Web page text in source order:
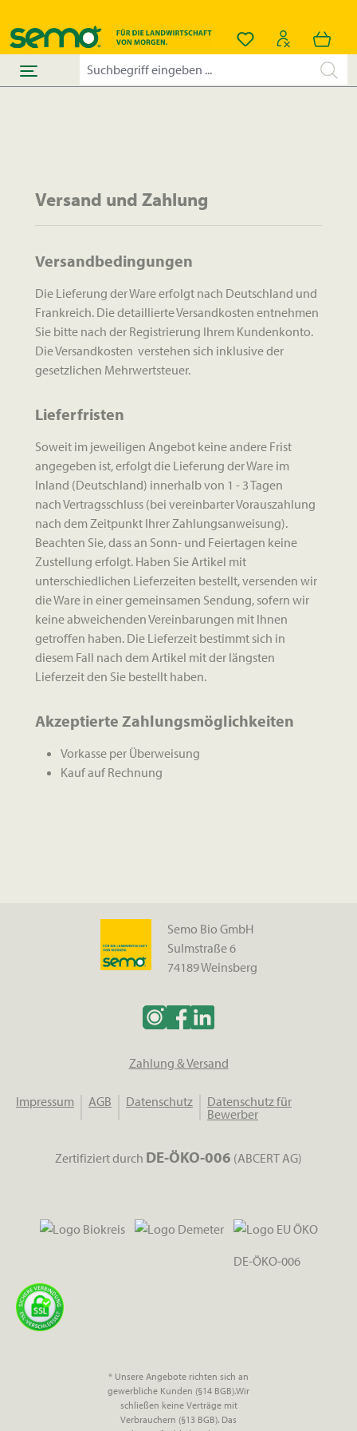
Du hast 0
Versand und Zahlung
Versandbedingungen
Die Lieferung der Ware erfolgt nach Deutschland und
Frankreich. Die detaillierte Versandkosten entnehmen
Sie bitte nach der Registrierung Ihrem Kundenkonto.
Die Versandkosten verstehen sich inklusive der
gesetzlichen Mehrwertsteuer.
Lieferfristen
Soweit im jeweiligen Angebot keine andere Frist
angegeben ist, erfolgt die Lieferung der Ware im
Inland (Deutschland) innerhalb von 1 - 3 Tagen
nach Vertragsschluss (bei vereinbarter Vorauszahlung
nach dem Zeitpunkt Ihrer Zahlungsanweisung).
Beachten Sie, dass an Sonn- und Feiertagen keine
Zustellung erfolgt. Haben Sie Artikel mit
unterschiedlichen Lieferzeiten bestellt, versenden wir
die Ware in einer gemeinsamen Sendung, sofern wir
keine abweichenden Vereinbarungen mit Ihnen
getroffen haben. Die Lieferzeit bestimmt sich in
diesem Fall nach dem Artikel mit der längsten
Lieferzeit den Sie bestellt haben.
Akzeptierte Zahlungsmöglichkeiten
Vorkasse per Überweisung
Kauf auf Rechnung
Semo Bio GmbH
Sulmstraße 6
74189 Weinsberg
Zahlung & Versand
Impressum AGB Datenschutz
Datenschutz für
Bewerber
Zertifiziert durch DE-ÖKO-006 (ABCERT AG)
DE-ÖKO-006
* Unsere Angebote richten sich an
gewerbliche Kunden (§14 BGB).Wir
schließen keine Verträge mit
Verbrauchern (§13 BGB). Das